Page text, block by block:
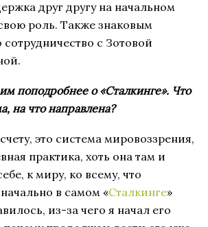
друг другу на начальном
роль. Также знаковым
с Зотовой
поподробнее о «Сталкинге». Что
на что направлена?
это система мировоззрения,
практика, хоть она там и
к миру, ко всему, что
в самом «Сталкинге»
из-за чего я начал его